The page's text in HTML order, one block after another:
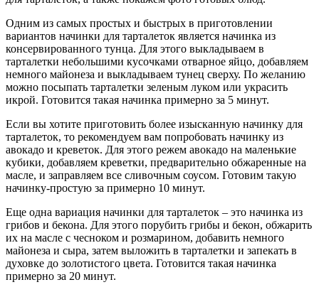
Одним из самых простых и быстрых в приготовлении
вариантов начинки для тарталеток является начинка из
консервированного тунца. Для этого выкладываем в
тарталетки небольшими кусочками отварное яйцо, добавляем
немного майонеза и выкладываем тунец сверху. По желанию
можно посыпать тарталетки зеленым луком или украсить
икрой. Готовится такая начинка примерно за 5 минут.
Если вы хотите приготовить более изысканную начинку для
тарталеток, то рекомендуем вам попробовать начинку из
авокадо и креветок. Для этого режем авокадо на маленькие
кубики, добавляем креветки, предварительно обжаренные на
масле, и заправляем все сливочным соусом. Готовим такую
начинку-простую за примерно 10 минут.
Еще одна вариация начинки для тарталеток – это начинка из
грибов и бекона. Для этого порубить грибы и бекон, обжарить
их на масле с чесноком и розмарином, добавить немного
майонеза и сыра, затем выложить в тарталетки и запекать в
духовке до золотистого цвета. Готовится такая начинка
примерно за 20 минут.